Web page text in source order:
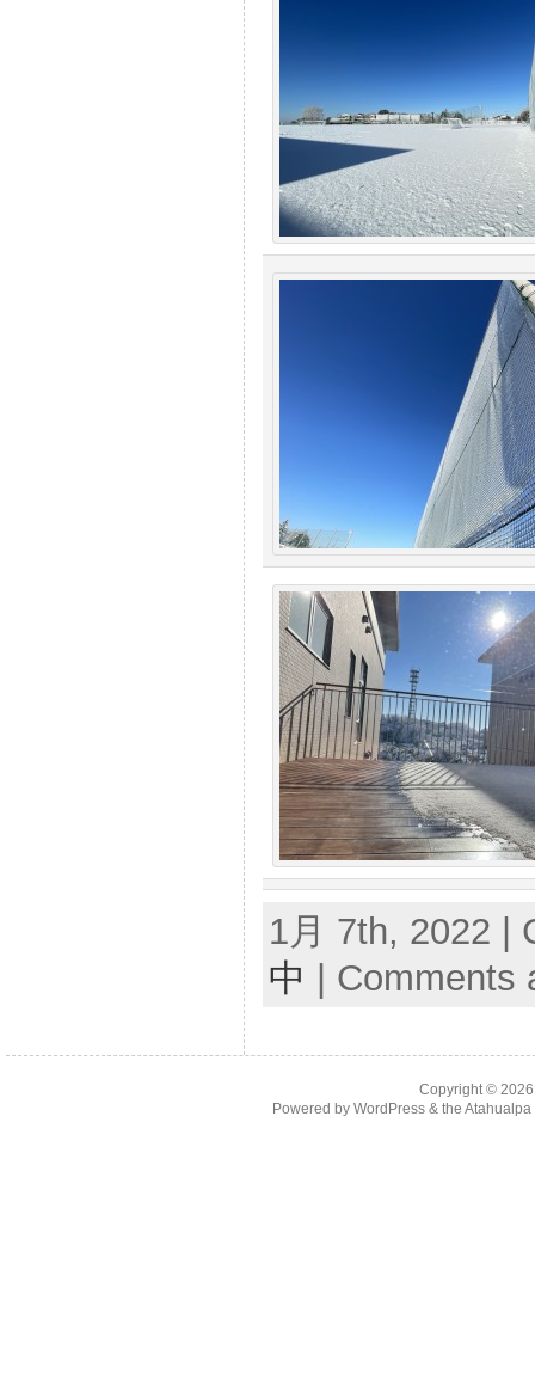
1月 7th, 2022 |
中
Comments
Copyright ©
Powered by WordPress& the Atahualpa